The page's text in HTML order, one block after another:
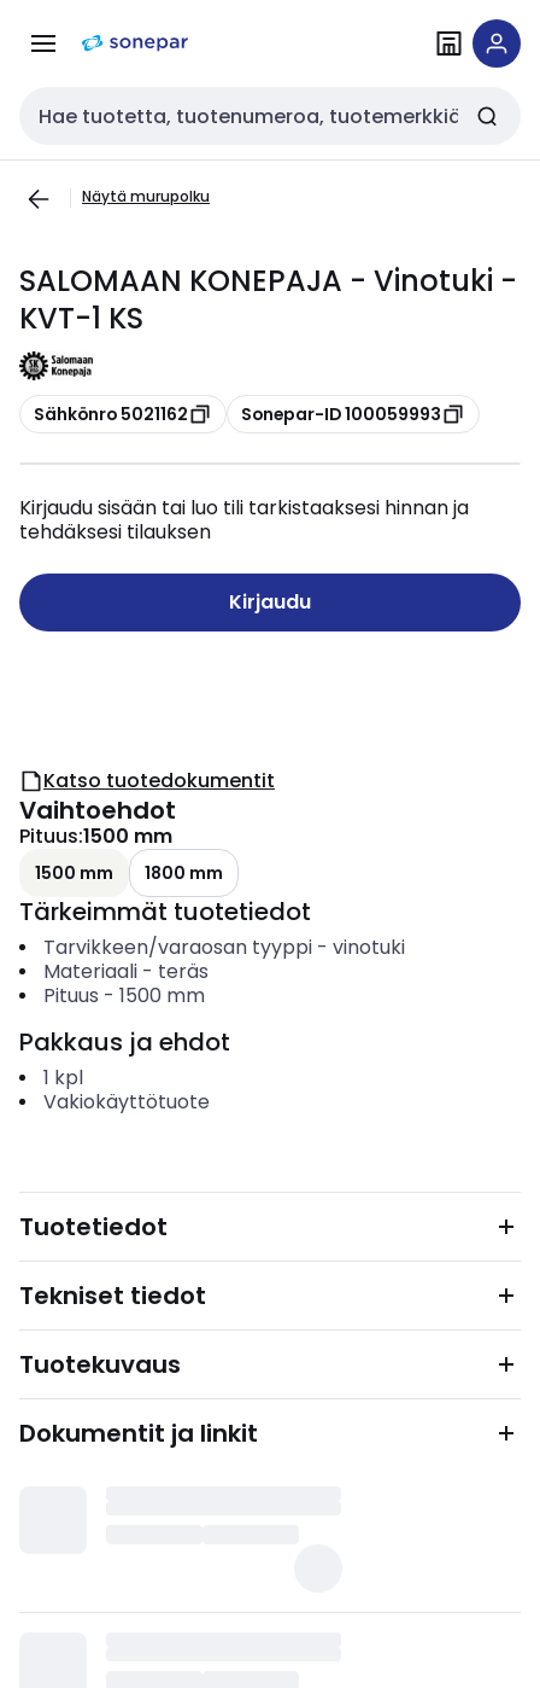
navigointiinsisältöön
Haku
Näytä murupolku
SALOMAAN KONEPAJA - Vinotuki -
KVT-1 KS
Kopioi
Sähkönro 5021162 Kopioi
Sonepar-ID 100059993
Kirjaudu sisään tai luo tili tarkistaaksesi hinnan ja
tehdäksesi tilauksen
Kirjaudu
Katso tuotedokumentit
Vaihtoehdot
Pituus:1500 mm
1500 mm 1800 mm
Tärkeimmät tuotetiedot
Tarvikkeen/varaosan tyyppi- vinotuki
Materiaali- teräs
Pituus - 1500 mm
Pakkaus ja ehdot
1 kpl
Vakiokäyttötuote
Tuotetiedot
Tekniset tiedot
Tuotekuvaus
Dokumentit ja linkit